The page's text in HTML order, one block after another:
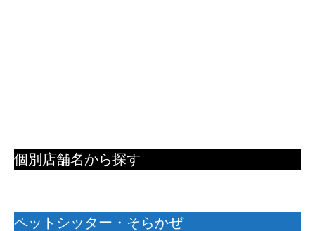
個別店舗名から探す
ペットシッター・そらかぜ